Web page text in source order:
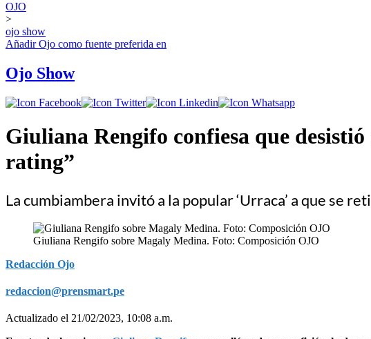
OJO
>
ojo show
AñadirOjo como fuente preferida en
Ojo Show
Giuliana Rengifo confiesa que
rating”
La cumbiambera invitó a la popular ‘Urraca’ a que se
Giuliana Rengifo sobre Magaly Medina. Foto: Composición OJO
Redacción Ojo
redaccion@prensmart.pe
Actualizado el 21/02/2023, 10:08 a.m.